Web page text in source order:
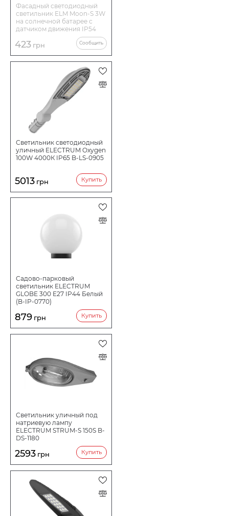
Фасадный светодиодный
светильник ELM Moon-S 3W
на солнечной батарее с
датчиком движения IP54
423 грн Сообщить
Светильник светодиодный
уличный ELECTRUM Oxygen
100W 4000К IP65 B-LS-0905
5013 грн Купить
Садово-парковый
светильник ELECTRUM
GLOBE 300 E27 IP44 Белый
(B-IP-0770)
879 грн Купить
Светильник уличный под
натриевую лампу
ELECTRUM STRUM-S 150S B-
DS-1180
2593 грн Купить